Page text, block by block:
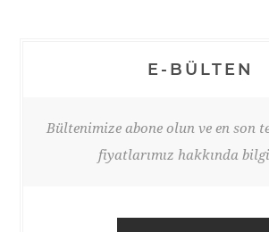
E-BÜLTEN
Bültenimize abone olun ve en son
fiyatlarımız hakkında